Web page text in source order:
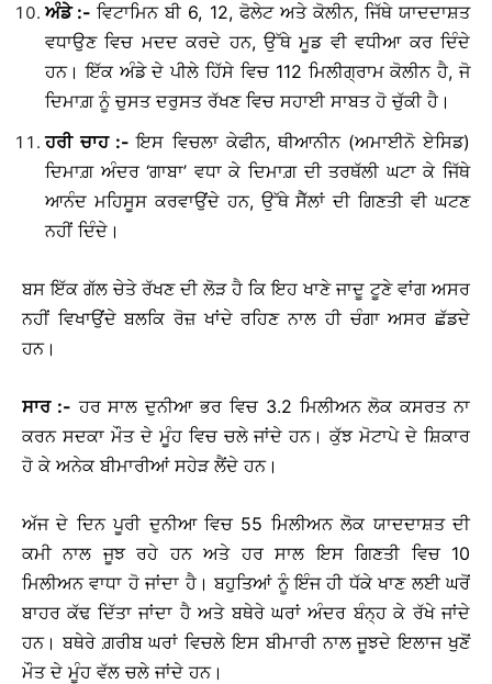
ਅੰਡੇ:-ਵਿਟਾਮਿਨ ਬੀ 6, 12, ਫੋਲੇਟ ਅਤੇ ਕੋਲੀਨ, ਜਿੱਥੇ ਯਾਦਦਾਸ਼ਤ
ਵਧਾਉਣ ਵਿਚ ਮਦਦ ਕਰਦੇ ਹਨ, ਉੱਥੇ ਮੂਡ ਵੀ ਵਧੀਆ ਕਰ ਦਿੰਦੇ
ਹਨ। ਇੱਕ ਅੰਡੇ ਦੇ ਪੀਲੇ ਹਿੱਸੇ ਵਿਚ 112 ਮਿਲੀਗ੍ਰਾਮ ਕੋਲੀਨ ਹੈ, ਜੋ
ਦਿਮਾਗ਼ ਨੂੰ ਚੁਸਤ ਦਰੁਸਤ ਰੱਖਣ ਵਿਚ ਸਹਾਈ ਸਾਬਤ ਹੋ ਚੁੱਕੀ ਹੈ।
ਹਰੀ ਚਾਹ:-ਇਸ ਵਿਚਲਾ ਕੇਫੀਨ, ਥੀਆਨੀਨ (ਅਮਾਈਨੋ ਏਸਿਡ)
ਦਿਮਾਗ਼ ਅੰਦਰ ‘ਗਾਬਾ’ ਵਧਾ ਕੇ ਦਿਮਾਗ਼ ਦੀ ਤਰਥੱਲੀ ਘਟਾ ਕੇ ਜਿੱਥੇ
ਆਨੰਦ ਮਹਿਸੂਸ ਕਰਵਾਉਂਦੇ ਹਨ, ਉੱਥੇ ਸੈੱਲਾਂ ਦੀ ਗਿਣਤੀ ਵੀ ਘਟਣ
ਨਹੀਂ ਦਿੰਦੇ।
ਬਸ ਇੱਕ ਗੱਲ ਚੇਤੇ ਰੱਖਣ ਦੀ ਲੋੜ ਹੈ ਕਿ ਇਹ ਖਾਣੇ ਜਾਦੂ ਟੂਣੇ ਵਾਂਗ ਅਸਰ
ਨਹੀਂ ਵਿਖਾਉਂਦੇ ਬਲਕਿ ਰੋਜ਼ ਖਾਂਦੇ ਰਹਿਣ ਨਾਲ ਹੀ ਚੰਗਾ ਅਸਰ ਛੱਡਦੇ
ਹਨ।
ਸਾਰ:- ਹਰ ਸਾਲ ਦੁਨੀਆ ਭਰ ਵਿਚ 3.2 ਮਿਲੀਅਨ ਲੋਕ ਕਸਰਤ ਨਾ
ਕਰਨ ਸਦਕਾ ਮੌਤ ਦੇ ਮੂੰਹ ਵਿਚ ਚਲੇ ਜਾਂਦੇ ਹਨ। ਕੁੱਝ ਮੋਟਾਪੇ ਦੇ ਸ਼ਿਕਾਰ
ਹੋ ਕੇ ਅਨੇਕ ਬੀਮਾਰੀਆਂ ਸਹੇੜ ਲੈਂਦੇ ਹਨ।
ਅੱਜ ਦੇ ਦਿਨ ਪੂਰੀ ਦੁਨੀਆ ਵਿਚ 55 ਮਿਲੀਅਨ ਲੋਕ ਯਾਦਦਾਸ਼ਤ ਦੀ
ਕਮੀ ਨਾਲ ਜੂਝ ਰਹੇ ਹਨ ਅਤੇ ਹਰ ਸਾਲ ਇਸ ਗਿਣਤੀ ਵਿਚ 10
ਮਿਲੀਅਨ ਵਾਧਾ ਹੋ ਜਾਂਦਾ ਹੈ। ਬਹੁਤਿਆਂ ਨੂੰ ਇੰਜ ਹੀ ਧੱਕੇ ਖਾਣ ਲਈ ਘਰੋਂ
ਬਾਹਰ ਕੱਢ ਦਿੱਤਾ ਜਾਂਦਾ ਹੈ ਅਤੇ ਬਥੇਰੇ ਘਰਾਂ ਅੰਦਰ ਬੰਨ੍ਹ ਕੇ ਰੱਖੇ ਜਾਂਦੇ
ਹਨ। ਬਥੇਰੇ ਗ਼ਰੀਬ ਘਰਾਂ ਵਿਚਲੇ ਇਸ ਬੀਮਾਰੀ ਨਾਲ ਜੂਝਦੇ ਇਲਾਜ ਖੁਣੋਂ
ਮੌਤ ਦੇ ਮੂੰਹ ਵੱਲ ਚਲੇ ਜਾਂਦੇ ਹਨ।